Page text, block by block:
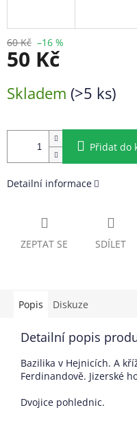
60 Kč –16 %
50 Kč
cena:
Skladem (>5 ks)
Přidat do
Detailní informace
ZEPTAT SE SDÍLET
Popis Diskuze
Detailní popis
Bazilika v Hejnicích. A
Ferdinandově. Jizerské
Dvojice pohlednic.